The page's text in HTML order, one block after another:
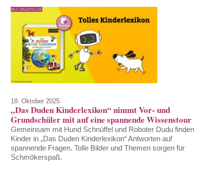
18. Oktober 2025
„Das Duden Kinderlexikon“ nimmt Vor- und
Grundschüler mit auf eine spannende Wissenstour
Gemeinsam mit Hund Schnüffel und Roboter Dudu finden
Kinder in „Das Duden Kinderlexikon“ Antworten auf
spannende Fragen. Tolle Bilder und Themen sorgen für
Schmökerspaß.